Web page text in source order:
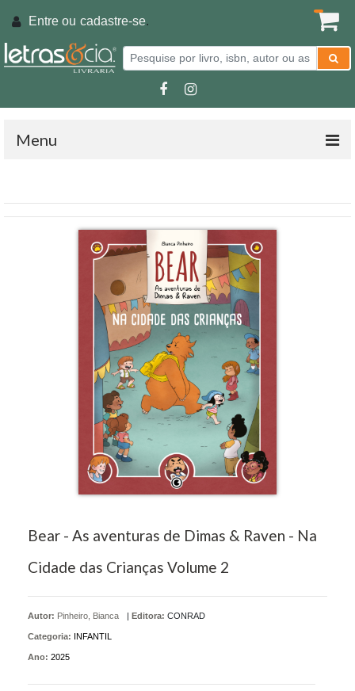
Entre ou cadastre-se.
Menu
Bear - As aventuras de Dimas & Raven - Na
Cidade das Crianças Volume 2
Autor: Pinheiro, Bianca | Editora: CONRAD
Categoria: INFANTIL
Ano: 2025